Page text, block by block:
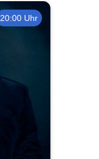
20:00 Uhr